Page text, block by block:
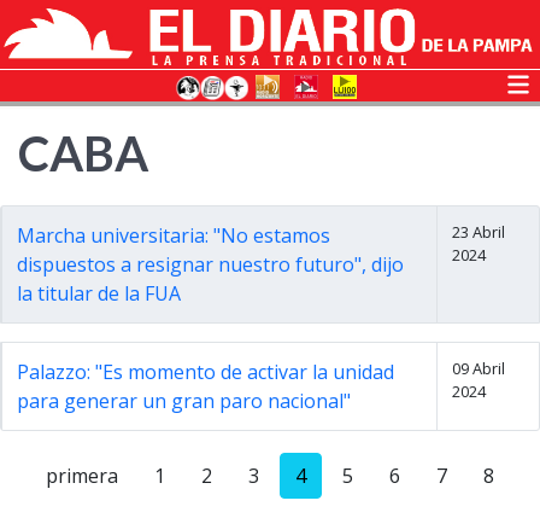
CABA
Marcha universitaria: "No estamos
dispuestos a resignar nuestro futuro", dijo
la titular de la FUA
23 Abril
2024
Palazzo: "Es momento de activar la unidad
para generar un gran paro nacional"
09 Abril
2024
primera 1 2 3 4 5 6 7
8